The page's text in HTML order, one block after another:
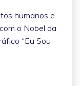
humanos e
o Nobel da
“Eu Sou